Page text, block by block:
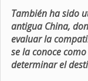
También ha sido
antigua China,
evaluar la
se la conoce
determinar el